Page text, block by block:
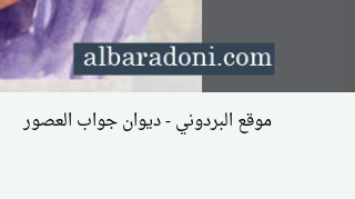
موقع البردوني - ديوان جواب العصور